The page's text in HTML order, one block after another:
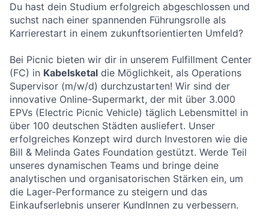
Du hast dein Studium erfolgreich abgeschlossen und
suchst nach einer spannenden Führungsrolle als
Karrierestart in einem zukunftsorientierten Umfeld?
Bei Picnic bieten wir dir in unserem Fulfillment Center
(FC) in Kabelsketal die Möglichkeit, als Operations
Supervisor (m/w/d) durchzustarten! Wir sind der
innovative Online-Supermarkt, der mit über 3.000
EPVs (Electric Picnic Vehicle) täglich Lebensmittel in
über 100 deutschen Städten ausliefert. Unser
erfolgreiches Konzept wird durch Investoren wie die
Bill & Melinda Gates Foundation gestützt. Werde Teil
unseres dynamischen Teams und bringe deine
analytischen und organisatorischen Stärken ein, um
die Lager-Performance zu steigern und das
Einkaufserlebnis unserer KundInnen zu verbessern.